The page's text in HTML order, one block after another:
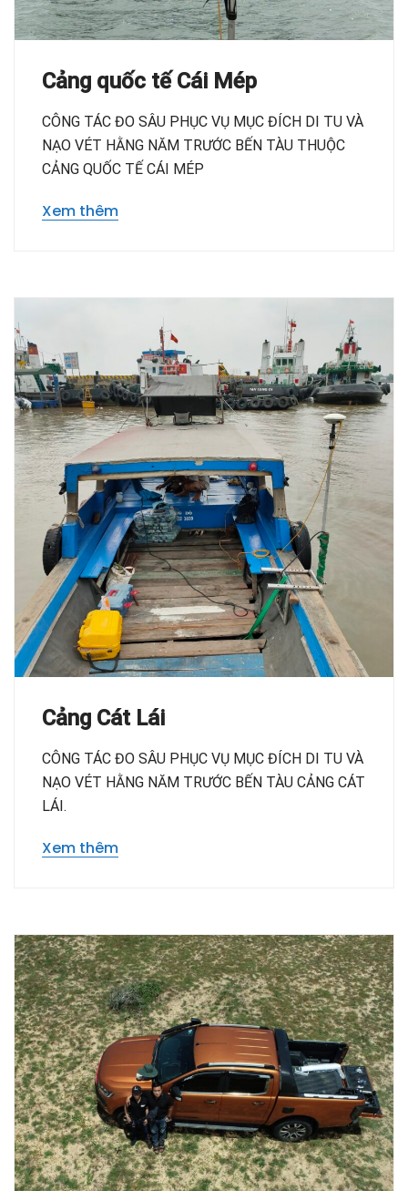
Cảng quốc tế Cái Mép
CÔNG TÁC ĐO SÂU PHỤC VỤ MỤC ĐÍCH DI TU VÀ
NẠO VÉT HẰNG NĂM TRƯỚC BẾN TÀU THUỘC
CẢNG QUỐC TẾ CÁI MÉP
Xem thêm
Cảng Cát Lái
CÔNG TÁC ĐO SÂU PHỤC VỤ MỤC ĐÍCH DI TU VÀ
NẠO VÉT HẰNG NĂM TRƯỚC BẾN TÀU CẢNG CÁT
LÁI.
Xem thêm